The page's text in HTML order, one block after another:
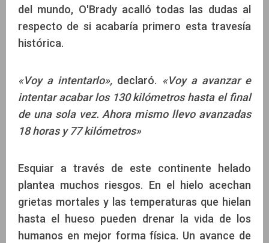
del mundo, O'Brady acalló todas las dudas al
respecto de si acabaría primero esta travesía
histórica.
«Voy a intentarlo», declaró. «Voy a avanzar e
intentar acabar los 130 kilómetros hasta el final
de una sola vez. Ahora mismo llevo avanzadas
18 horas y 77 kilómetros»
Esquiar a través de este continente helado
plantea muchos riesgos. En el hielo acechan
grietas mortales y las temperaturas que hielan
hasta el hueso pueden drenar la vida de los
humanos en mejor forma física. Un avance de